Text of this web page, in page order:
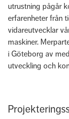
utrustning pågår
erfarenheter från
vidareutvecklar
maskiner.
i Göteborg av
utveckling och